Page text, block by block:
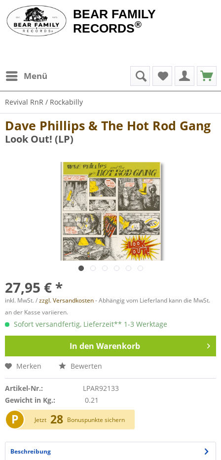
BEAR FAMILY
RECORDS®
Menü
Revival RnR / Rockabilly
Dave Phillips & The Hot Rod Gang
Look Out! (LP)
27,95 € *
inkl. MwSt. /zzgl. Versandkosten- Abhängig vom Lieferland kann die MwSt.
an der Kasse variieren.
Sofort versandfertig, Lieferzeit** 1-3 Werktage
In den Warenkorb
Merken Bewerten
Artikel-Nr.:
LPAR92133
Gewicht in Kg.:
0.21
P Jetzt 28 Bonuspunkte sichern
Beschreibung